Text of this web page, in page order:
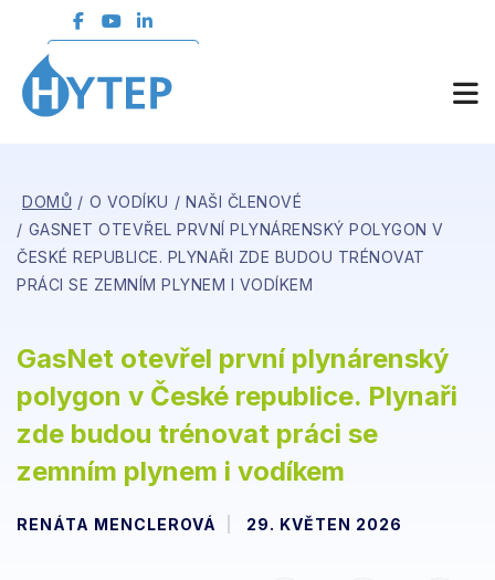
DOMŮ O VODÍKU
NAŠI ČLENOVÉ
GASNET OTEVŘEL PRVNÍ PLYNÁRENSKÝ POLYGON V
ČESKÉ REPUBLICE. PLYNAŘI ZDE BUDOU TRÉNOVAT
PRÁCI SE ZEMNÍM PLYNEM I VODÍKEM
GasNet otevřel první plynárenský
polygon v České republice. Plynaři
zde budou trénovat práci se
zemním plynem i vodíkem
RENÁTA MENCLEROVÁ 29. KVĚTEN 2026